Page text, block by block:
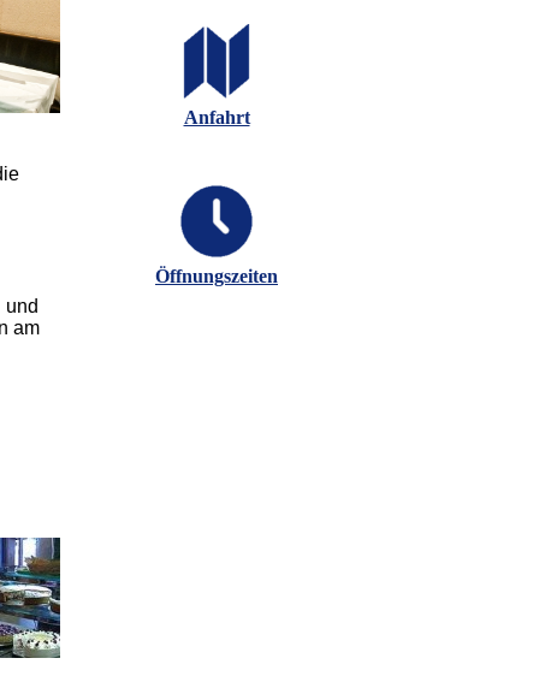
und
am
Anfahrt
Öffnungszeiten